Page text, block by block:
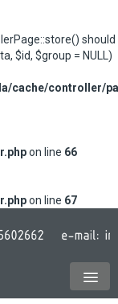
should
$id, $group = NULL)
cache/controller/
on line 66
on line 67